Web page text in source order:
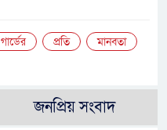
গার্ডের প্রতি
মানবতা
জনপ্রিয় সংবাদ